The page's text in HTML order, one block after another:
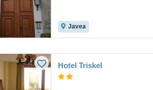
Javea
Hotel Triskel